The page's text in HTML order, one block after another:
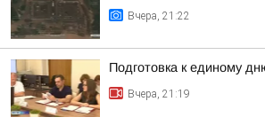
Вчера, 21:22
Подготовка к единому
Вчера, 21:19